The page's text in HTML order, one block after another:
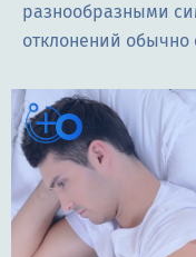
разнообразными
отклонений обычно